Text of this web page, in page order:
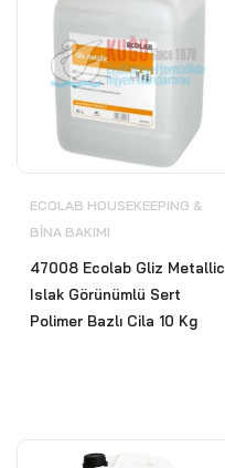
ECOLAB HOUSEKEEPING &
BİNA BAKIMI
47008 Ecolab Gliz Metallic
Islak Görünümlü Sert
Polimer Bazlı Cila 10 Kg